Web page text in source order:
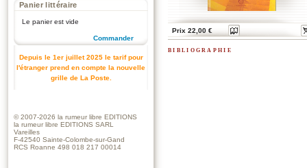
Panier littéraire
Le panier est vide
Commander
Depuis le 1er juillet 2025 le tarif pour
l'étranger prend en compte la nouvelle
grille de La Poste.
Prix 22,00 €
bibliographie
© 2007-2026 la rumeur libre EDITIONS
la rumeur libre EDITIONS SARL
Vareilles
F-42540 Sainte-Colombe-sur-Gand
RCS Roanne 498 018 217 00014